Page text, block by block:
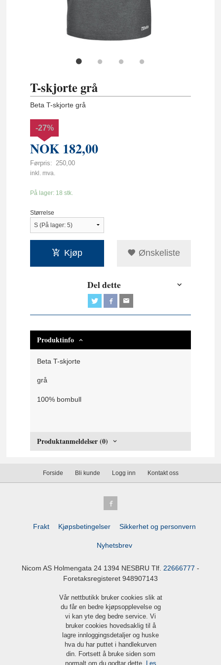
T-skjorte grå
Beta T-skjorte grå
NOK 182,00
Førpris: 250,00
Rabatt
-27%
inkl. mva.
På lager: 18 stk.
Størrelse
Kjøp Ønskeliste
Del dette
Produktinfo
Beta T-skjorte
grå
100% bombull
Produktanmeldelser (0)
Forside Bli kunde Logg inn Kontakt oss
Frakt Kjøpsbetingelser Sikkerhet og personvern
Nyhetsbrev
Nicom AS Holmengata 24 1394 NESBRU Tlf. 22666777 -
Foretaksregisteret 948907143
Vår nettbutikk bruker cookies slik at
du får en bedre kjøpsopplevelse og
vi kan yte deg bedre service. Vi
bruker cookies hovedsaklig til å
lagre innloggingsdetaljer og huske
hva du har puttet i handlekurven
din. Fortsett å bruke siden som
normalt om du godtar dette. Les